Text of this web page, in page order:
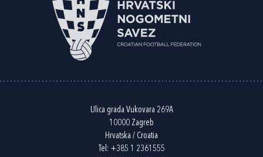
Ulica grada Vukovara 269A
10000 Zagreb
Hrvatska / Croatia
Tel: +385 1 2361555